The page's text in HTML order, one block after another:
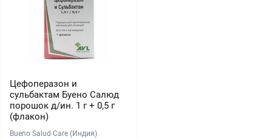
Цефоперазон и
сульбактам Буено Салюд
порошок д/ин. 1 г + 0,5 г
(флакон)
Bueno Salud Care (Индия)